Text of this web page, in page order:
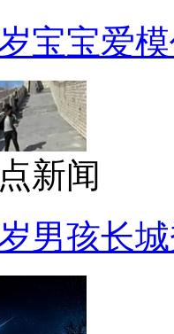
宝宝爱
新闻
男孩长